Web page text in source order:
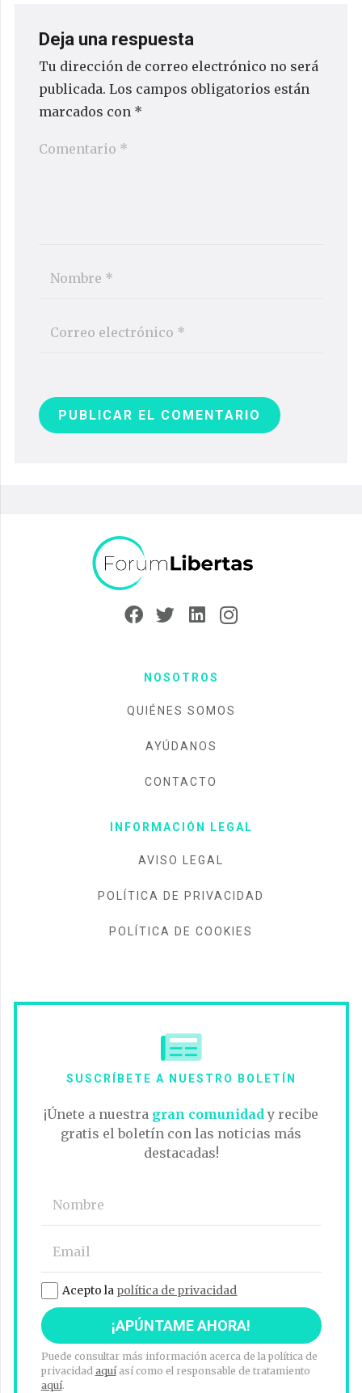
Deja una respuesta
Tu dirección de correo electrónico no será
publicada. Los campos obligatorios están
marcados con *
PUBLICAR EL COMENTARIO
NOSOTROS
QUIÉNES SOMOS
AYÚDANOS
CONTACTO
INFORMACIÓN LEGAL
AVISO LEGAL
POLÍTICA DE PRIVACIDAD
POLÍTICA DE COOKIES
SUSCRÍBETE A NUESTRO BOLETÍN
¡Únete a nuestra gran comunidad y recibe
gratis el boletín con las noticias más
destacadas!
Acepto la política de privacidad
Puede consultar más información acerca de la política de
privacidad aquíasí como el responsable de tratamiento
aquí.